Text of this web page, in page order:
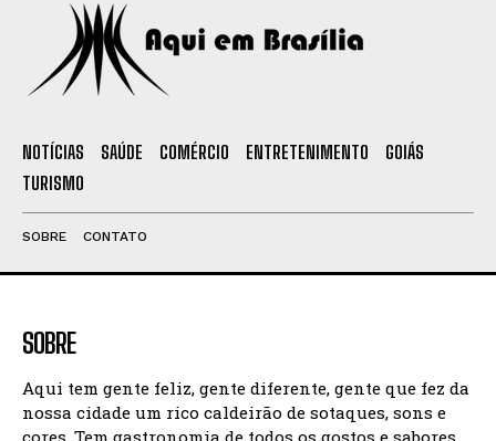
NOTÍCIAS SAÚDE COMÉRCIO ENTRETENIMENTO
GOIÁS
TURISMO
SOBRE CONTATO
SOBRE
Aqui tem gente feliz, gente diferente, gente que fez da
nossa cidade um rico caldeirão de sotaques, sons e
cores. Tem gastronomia de todos os gostos e sabores